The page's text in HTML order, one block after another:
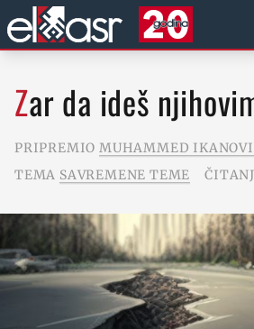
Zar da ideš
PRIPREMIO MUHAMMED
TEMA SAVREMENE TEME